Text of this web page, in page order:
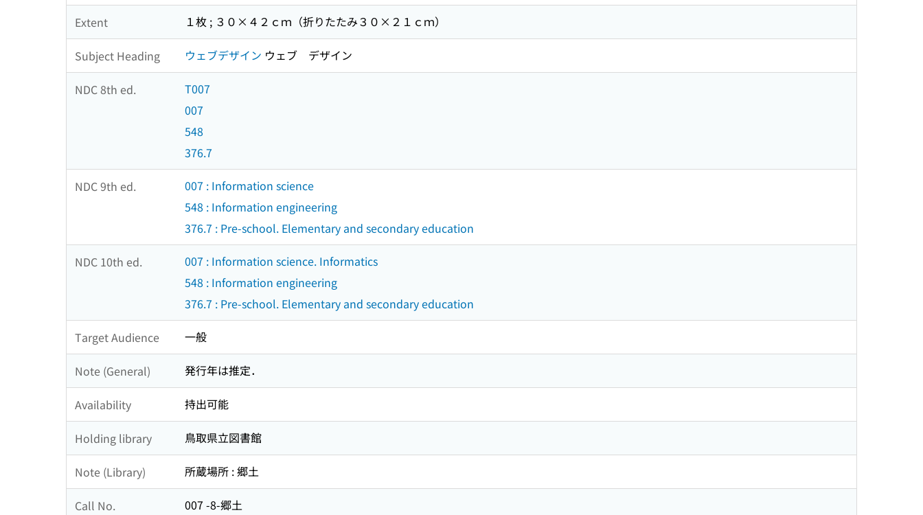
Extent １枚 ; ３０×４２ｃｍ（折りたたみ３０×２１ｃｍ）
Subject Heading ウェブデザイン ウェブ デザイン
NDC 8th ed.
T007
007
548
376.7
NDC 9th ed.
007 : Information science
548 : Information engineering
376.7 : Pre-school. Elementary and secondary education
NDC 10th ed.
007 : Information science. Informatics
548 : Information engineering
376.7 : Pre-school. Elementary and secondary education
Target Audience 一般
Note (General) 発行年は推定．
Availability 持出可能
Holding library 鳥取県立図書館
Note (Library) 所蔵場所 : 郷土
Call No.
007 -8-郷土